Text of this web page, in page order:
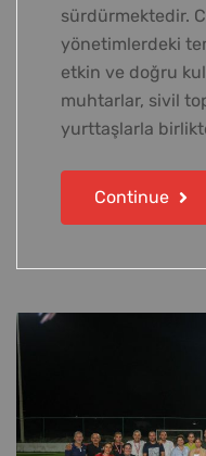
sürdürmektedir.
yönetimlerdeki
etkin ve doğru
muhtarlar, sivil
yurttaşlarla
Continue